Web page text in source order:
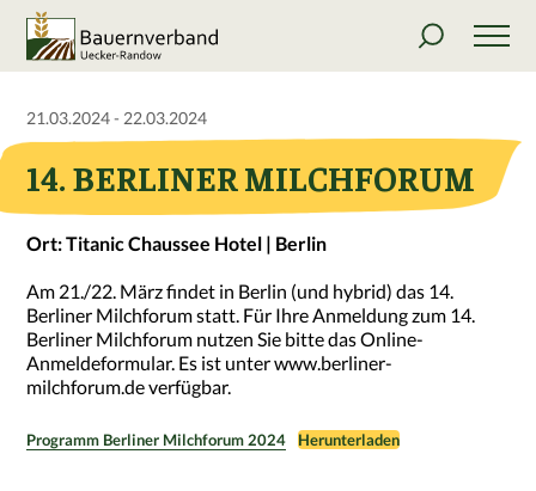
21.03.2024 - 22.03.2024
14. BERLINER MILCHFORUM
Ort: Titanic Chaussee Hotel | Berlin
Am 21./22. März findet in Berlin (und hybrid) das 14.
Berliner Milchforum statt. Für Ihre Anmeldung zum 14.
Berliner Milchforum nutzen Sie bitte das Online-
Anmeldeformular. Es ist unter www.berliner-
milchforum.de verfügbar.
Programm Berliner Milchforum 2024 Herunterladen